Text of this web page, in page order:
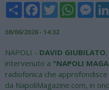
Share FacebookTwitterWhatsApp
08/06/2026 - 14:32
NAPOLI - DAVID GIUBILATO
intervenuto a "NAPOLI
radiofonica che
da NapoliMagazine.com, in